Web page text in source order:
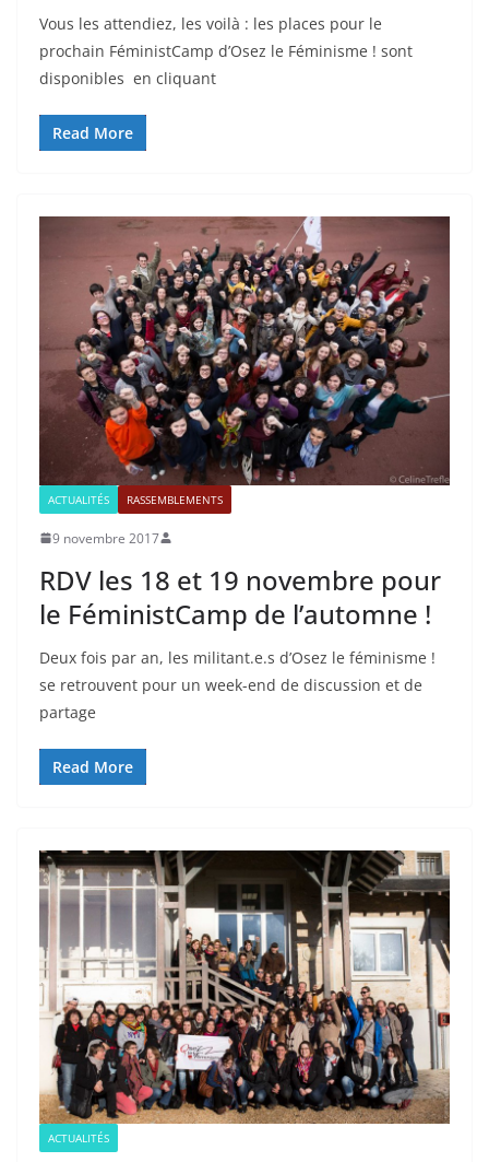
Vous les attendiez, les voilà : les places pour le
prochain FéministCamp d’Osez le Féminisme ! sont
disponibles en cliquant
Read More
ACTUALITÉS RASSEMBLEMENTS
9 novembre 2017
RDV les 18 et 19 novembre pour
le FéministCamp de l’automne !
Deux fois par an, les militant.e.s d’Osez le féminisme !
se retrouvent pour un week-end de discussion et de
partage
Read More
ACTUALITÉS